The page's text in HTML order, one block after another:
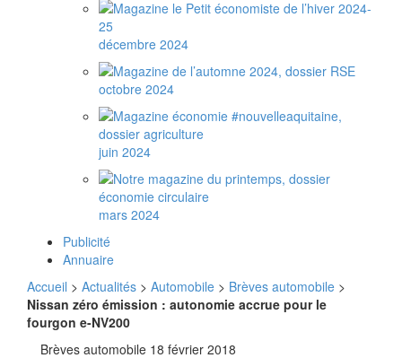
décembre 2024
octobre 2024
juin 2024
mars 2024
Publicité
Annuaire
Accueil > Actualités > Automobile > Brèves automobile >
Nissan zéro émission : autonomie accrue pour le
fourgon e-NV200
Brèves automobile 18 février 2018